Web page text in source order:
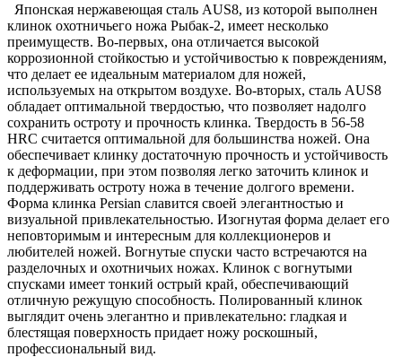
Японская нержавеющая сталь AUS8, из которой выполнен
клинок охотничьего ножа Рыбак-2, имеет несколько
преимуществ. Во-первых, она отличается высокой
коррозионной стойкостью и устойчивостью к повреждениям,
что делает ее идеальным материалом для ножей,
используемых на открытом воздухе. Во-вторых, сталь AUS8
обладает оптимальной твердостью, что позволяет надолго
сохранить остроту и прочность клинка. Твердость в 56-58
HRC считается оптимальной для большинства ножей. Она
обеспечивает клинку достаточную прочность и устойчивость
к деформации, при этом позволяя легко заточить клинок и
поддерживать остроту ножа в течение долгого времени.
Форма клинка Persian славится своей элегантностью и
визуальной привлекательностью. Изогнутая форма делает его
неповторимым и интересным для коллекционеров и
любителей ножей. Вогнутые спуски часто встречаются на
разделочных и охотничьих ножах. Клинок с вогнутыми
спусками имеет тонкий острый край, обеспечивающий
отличную режущую способность. Полированный клинок
выглядит очень элегантно и привлекательно: гладкая и
блестящая поверхность придает ножу роскошный,
профессиональный вид.